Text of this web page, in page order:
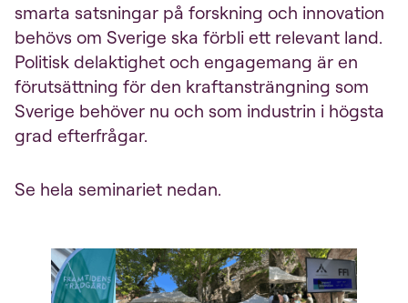
smarta satsningar på forskning och innovation
behövs om Sverige ska förbli ett relevant land.
Politisk delaktighet och engagemang är en
förutsättning för den kraftansträngning som
Sverige behöver nu och som industrin i högsta
grad efterfrågar.
Se hela seminariet nedan.